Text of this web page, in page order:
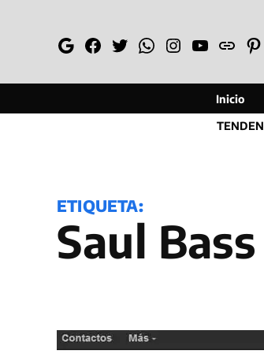
GoogleFacebook
TwitterWhatsapp
Instagram
YouTube
Web
Inicio
ETIQUETA:
Saul Bass